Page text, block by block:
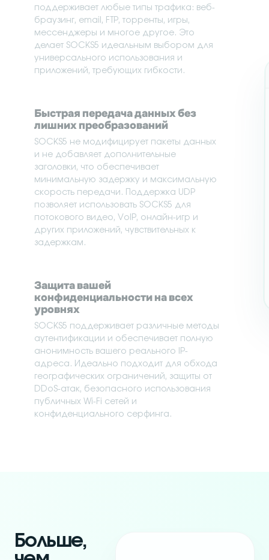
поддерживает любые типы трафика: веб-
браузинг, email, FTP, торренты, игры,
мессенджеры и многое другое. Это
делает SOCKS5 идеальным выбором для
универсального использования и
приложений, требующих гибкости.
Быстрая передача данных без
лишних преобразований
SOCKS5 не модифицирует пакеты данных
и не добавляет дополнительные
заголовки, что обеспечивает
минимальную задержку и максимальную
скорость передачи. Поддержка UDP
позволяет использовать SOCKS5 для
потокового видео, VoIP, онлайн-игр и
других приложений, чувствительных к
задержкам.
Защита вашей
конфиденциальности на всех
уровнях
SOCKS5 поддерживает различные методы
аутентификации и обеспечивает полную
анонимность вашего реального IP-
адреса. Идеально подходит для обхода
географических ограничений, защиты от
DDoS-атак, безопасного использования
публичных Wi-Fi сетей и
конфиденциального серфинга.
Больше,